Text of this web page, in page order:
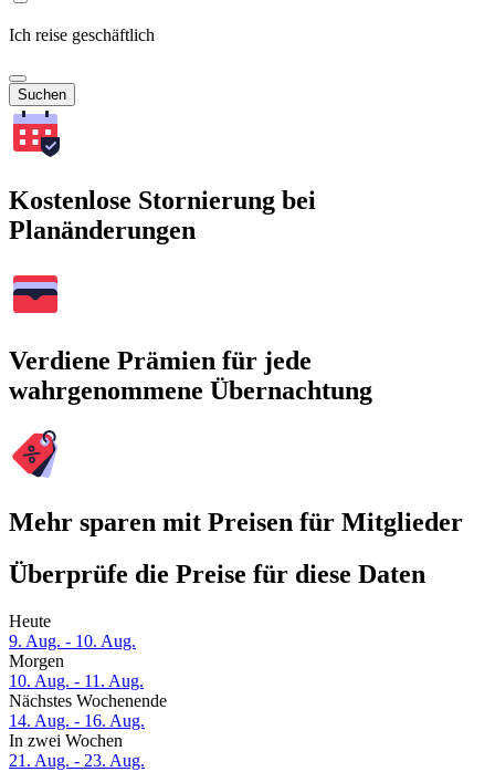
Ich reise geschäftlich
Suchen
Kostenlose Stornierung bei
Planänderungen
Verdiene Prämien für jede
wahrgenommene Übernachtung
Mehr sparen mit Preisen für Mitglieder
Überprüfe die Preise für diese Daten
Heute
9. Aug. - 10. Aug.
Morgen
10. Aug. - 11. Aug.
Nächstes Wochenende
14. Aug. - 16. Aug.
In zwei Wochen
21. Aug. - 23. Aug.